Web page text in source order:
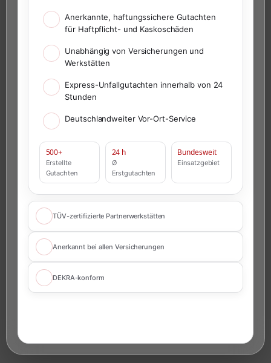
Anerkannte, haftungssichere Gutachten
für Haftpflicht- und Kaskoschäden
Unabhängig von Versicherungen und
Werkstätten
Express-Unfallgutachten innerhalb von 24
Stunden
Deutschlandweiter Vor-Ort-Service
500+
Erstellte
Gutachten
24 h
Ø
Erstgutachten
Bundesweit
Einsatzgebiet
TÜV-zertifizierte Partnerwerkstätten
Anerkannt bei allen Versicherungen
DEKRA-konform